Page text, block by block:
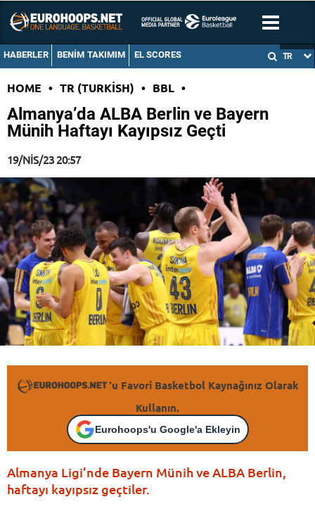
HABERLER BENIM TAKIMIM EL SCORES TR
HOME • TR (TURKISH) • BBL •
Almanya’da ALBA Berlin ve Bayern
Münih Haftayı Kayıpsız Geçti
19/NIS/23 20:57
'u Favori Basketbol Kaynağınız Olarak
Kullanın.
Eurohoops'u Google'a Ekleyin
Almanya Ligi’nde Bayern Münih ve ALBA Berlin,
haftayı kayıpsız geçtiler.